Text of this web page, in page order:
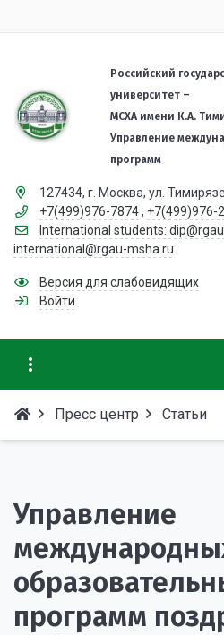
Российский
университет –
МСХА имени К.А.
Управление
программ
127434, г. Москва, ул.
+7(499)976-7874 , +7(499)976-
International students:
international@rgau-msha.ru
Версия для слабовидящих
Войти
Пресс центр Статьи
Управление
программ